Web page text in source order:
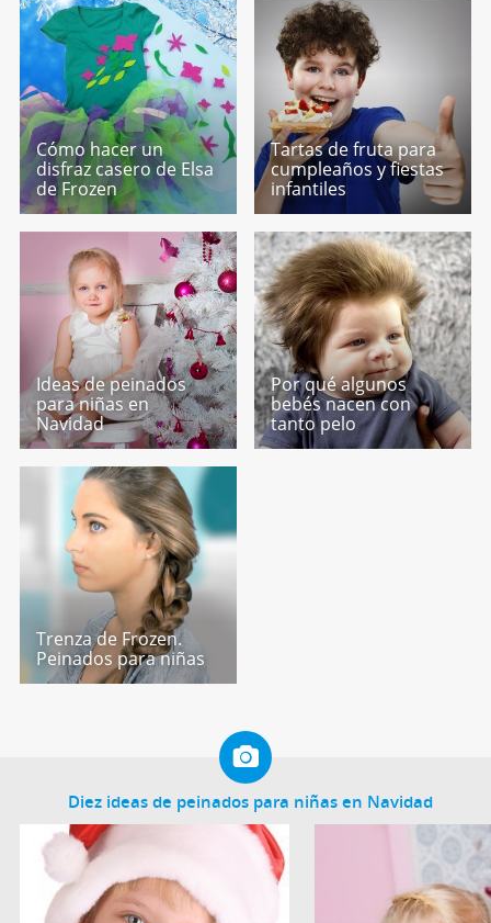
Cómo hacer un
disfraz casero de Elsa
de Frozen
Tartas de fruta para
cumpleaños y fiestas
infantiles
Ideas de peinados
para niñas en
Navidad
Por qué algunos
bebés nacen con
tanto pelo
Trenza de Frozen.
Peinados para niñas
Diez ideas de peinados para niñas en Navidad